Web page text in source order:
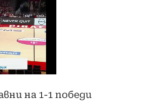
на 1-1 победи